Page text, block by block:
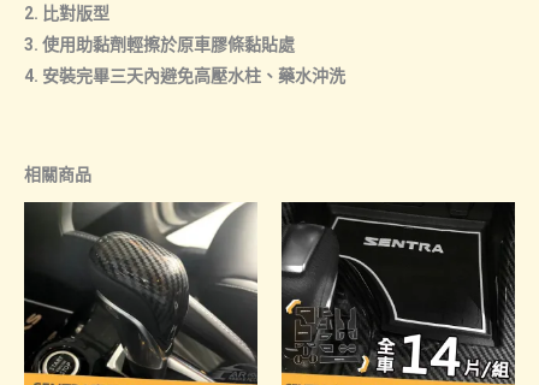
2. 比對版型
3. 使用助黏劑輕擦於原車膠條黏貼處
4. 安裝完畢三天內避免高壓水柱、藥水沖洗
相關商品